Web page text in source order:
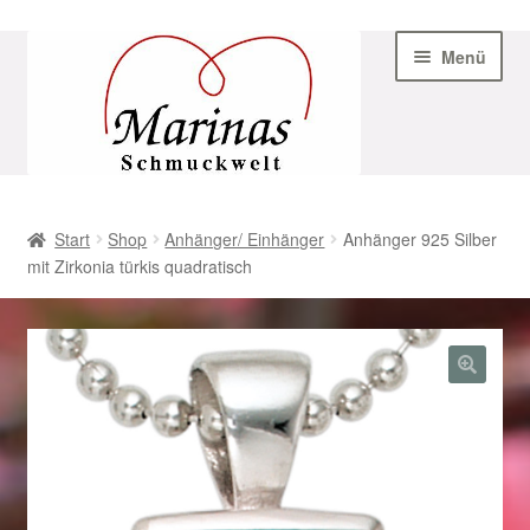
Navigation
Menü
AGB
Beispiel-Seite
Datenschutz
Geschenke zu Ostern 2023
Geschenke zu Ostern 2024
Start Shop Anhänger/ Einhänger
Anhänger 925 Silber
mit Zirkonia türkis quadratisch